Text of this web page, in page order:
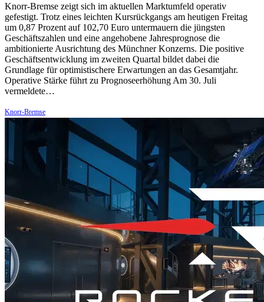
Knorr-Bremse zeigt sich im aktuellen Marktumfeld operativ
gefestigt. Trotz eines leichten Kursrückgangs am heutigen Freitag
um 0,87 Prozent auf 102,70 Euro untermauern die jüngsten
Geschäftszahlen und eine angehobene Jahresprognose die
ambitionierte Ausrichtung des Münchner Konzerns. Die positive
Geschäftsentwicklung im zweiten Quartal bildet dabei die
Grundlage für optimistischere Erwartungen an das Gesamtjahr.
Operative Stärke führt zu Prognoseerhöhung Am 30. Juli
vermeldete…
Knorr-Bremse